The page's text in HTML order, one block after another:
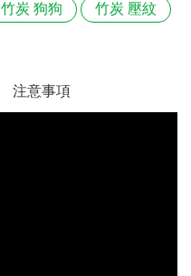
竹炭 狗狗 竹炭 壓紋
注意事項